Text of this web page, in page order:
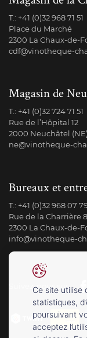
T.: +41 (0)32 968 71 51
Place du Marché
2300 La Chaux-de-
cdf@vinotheque-
Magasin de
T.: +41 (0)32 724 71 51
Rue de l’Hôpital 12
2000 Neuchâtel (NE)
ne@vinotheque-
Bureaux et
T.: +41 (0)32 968 07
Rue de la Charrière
2300 La Chaux-de-
info@vinotheque-
Suivez-nous sur
Ce site utilise
statistiques,
poursuivant
acceptez